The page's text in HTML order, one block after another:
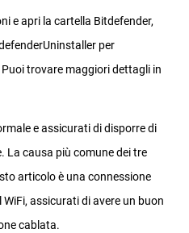
e apri la cartella Bitdefender,
per
Puoi trovare maggiori dettagli in
e assicurati di disporre di
La causa più comune dei tre
articolo è una connessione
assicurati di avere un buon
cablata.